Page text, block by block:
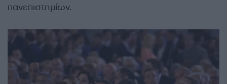
πανεπιστημίων.